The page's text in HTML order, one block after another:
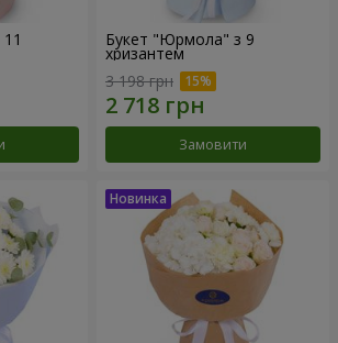
Букет "Юрмола" з 9
хризантем
3 198 грн
Замовити